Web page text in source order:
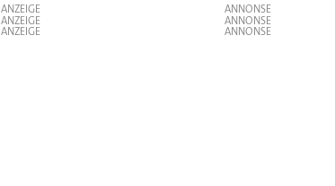
ANZEIGE
ANZEIGE
ANZEIGE